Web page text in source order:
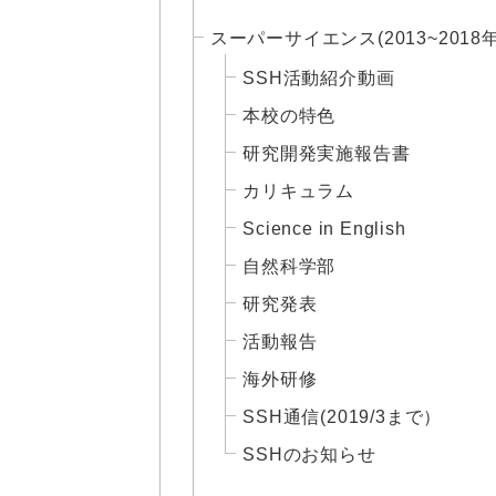
スーパーサイエンス(2013~2018
SSH活動紹介動画
本校の特色
研究開発実施報告書
カリキュラム
Science in English
自然科学部
研究発表
活動報告
海外研修
SSH通信(2019/3まで）
SSHのお知らせ